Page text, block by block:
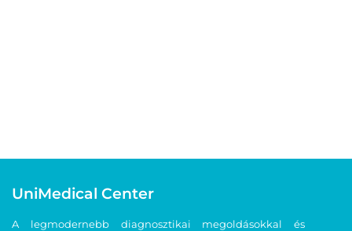
UniMedical Center
A legmodernebb diagnosztikai megoldásokkal és